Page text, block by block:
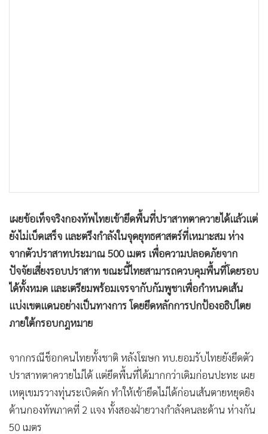
• กองทุนรวม
• Celeb Online
• Factcheck
• ญี่ปุ่น
• News1
• Gotomanager
เผยข้อเท็จจริงกองทัพไทยเข้ายึดพื้นที่ปราสาทตาควายได้แล้วแต่
ยังไม่เบ็ดเสร็จ และตรึงกำลังในจุดยุทธศาสตร์ที่เหมาะสม ห่าง
จากตัวปราสาทประมาณ 500 เมตร เพื่อความปลอดภัยจาก
ปัจจัยเสี่ยงรอบปราสาท ขณะนี้ไทยสามารถควบคุมพื้นที่โดยรอบ
ได้ทั้งหมด และเตรียมพร้อมเจรจากับกัมพูชาเพื่อกำหนดเส้น
แบ่งเขตแดนอย่างเป็นทางการ โดยยึดหลักการปกป้องอธิปไตย
ภายใต้กรอบกฎหมาย
จากกรณีช็อกคนไทยทั้งชาติ หลังโฆษก ทบ.ยอมรับไทยยังยึดตัว
ปราสาทตาควายไม่ได้ แต่ยึดพื้นที่ได้มากกว่าเดิมก่อนปะทะ เผย
เหตุเขมรวางทุ่นระเบิดดัก ทำให้เข้ายึดไม่ได้ก่อนเส้นตายหยุดยิง
ด้านกองทัพภาคที่ 2 แจง ทั้งสองฝ่ายวางกำลังคนละด้าน ห่างกัน
50 เมตร